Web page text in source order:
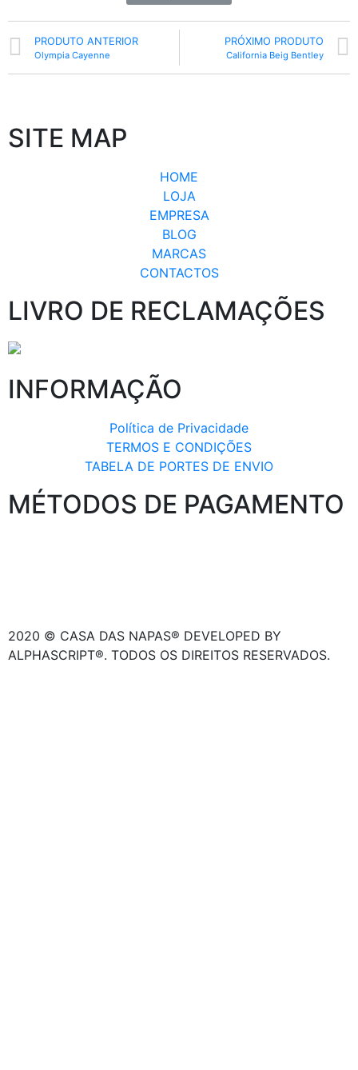
PRODUTO ANTERIOR
Olympia Cayenne
PRÓXIMO PRODUTO
California Beig Bentley
SITE MAP
HOME
LOJA
EMPRESA
BLOG
MARCAS
CONTACTOS
LIVRO DE RECLAMAÇÕES
INFORMAÇÃO
Política de Privacidade
TERMOS E CONDIÇÕES
TABELA DE PORTES DE ENVIO
MÉTODOS DE PAGAMENTO
2020 © CASA DAS NAPAS® DEVELOPED BY
ALPHASCRIPT®. TODOS OS DIREITOS RESERVADOS.